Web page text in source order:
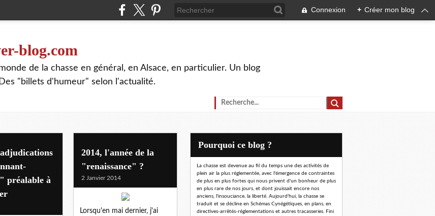
Connexion + Créer mon blog
blog.com
de la chasse en général, en Alsace, en particulier. Un blog
"billets d'humeur" selon l'actualité.
préalable à
2014, l'année de la
"renaissance" ?
2 Janvier 2014
Lorsqu'en mai dernier, j'ai
Pourquoi ce blog ?
La chasse est devenue au fil du temps une des activités de
plein air la plus réglementée, avec l'émergence de contraintes
de plus en plus fortes qui nous privent d'un bonheur de plus
en plus rare de nos jours, et dont jouissait encore nos
anciens, l'insouciance, la liberté. Aujourd'hui, la chasse se
traduit et se décline en Schémas Cynégétiques, en plans, en
directives-arrêtés-réglementations et autres tracasseries. Fini